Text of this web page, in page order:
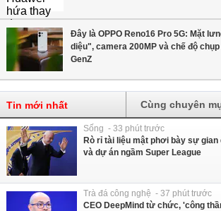
Đây là OPPO Reno16 Pro 5G: Mặt
diệu", camera 200MP và chế độ
GenZ
Tin mới nhất Cùng chuyên
Sống - 33 phút trước
Rò rỉ tài liệu mật phơi bày sự gian
và dự án ngầm Super League
Trà đá công nghệ - 37 phút trước
CEO DeepMind từ chức, 'công